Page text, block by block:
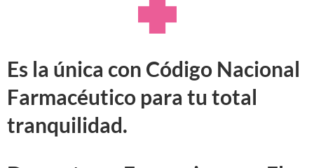
Es la única con Código Nacional
Farmacéutico para tu total
tranquilidad.